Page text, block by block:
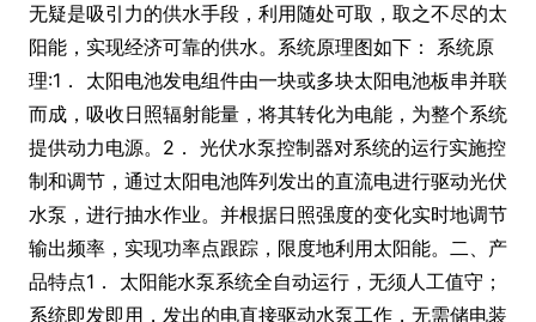
无疑是吸引力的供水手段，利用随处可取，取之不尽的太
阳能，实现经济可靠的供水。系统原理图如下： 系统原
理:1． 太阳电池发电组件由一块或多块太阳电池板串并联
而成，吸收日照辐射能量，将其转化为电能，为整个系统
提供动力电源。2． 光伏水泵控制器对系统的运行实施控
制和调节，通过太阳电池阵列发出的直流电进行驱动光伏
水泵，进行抽水作业。并根据日照强度的变化实时地调节
输出频率，实现功率点跟踪，限度地利用太阳能。二、产
品特点1． 太阳能水泵系统全自动运行，无须人工值守；
系统即发即用，发出的电直接驱动水泵工作，无需储电装